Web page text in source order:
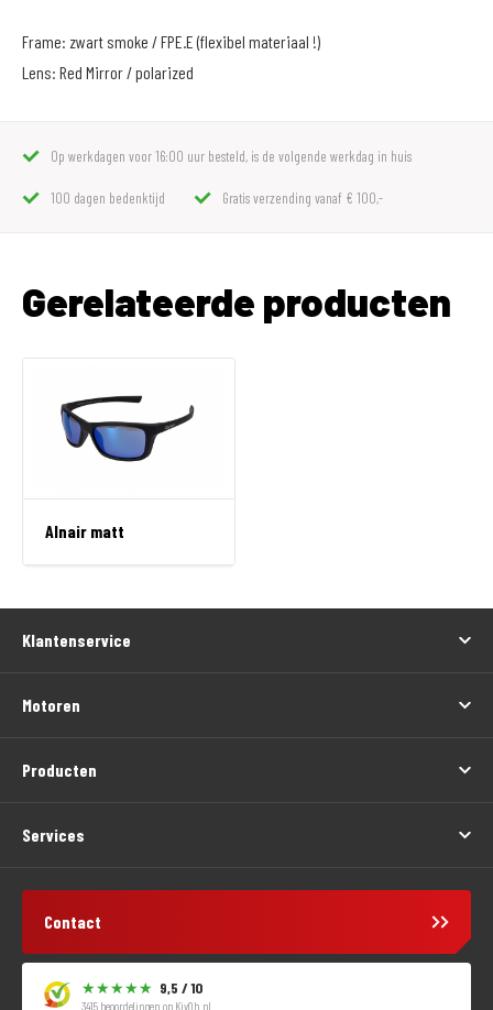
Frame: zwart smoke / FPE.E (flexibel materiaal !)
Lens: Red Mirror / polarized
Op werkdagen voor 16:00 uur besteld, is de volgende werkdag in huis
100 dagen bedenktijd Gratis verzending vanaf € 100,-
Gerelateerde producten
Alnair matt
Klantenservice
Motoren
Producten
Services
Contact
9,5 / 10
3415 beoordelingen op KiyOh.nl